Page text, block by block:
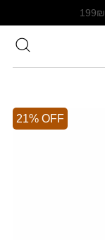
21% OFF